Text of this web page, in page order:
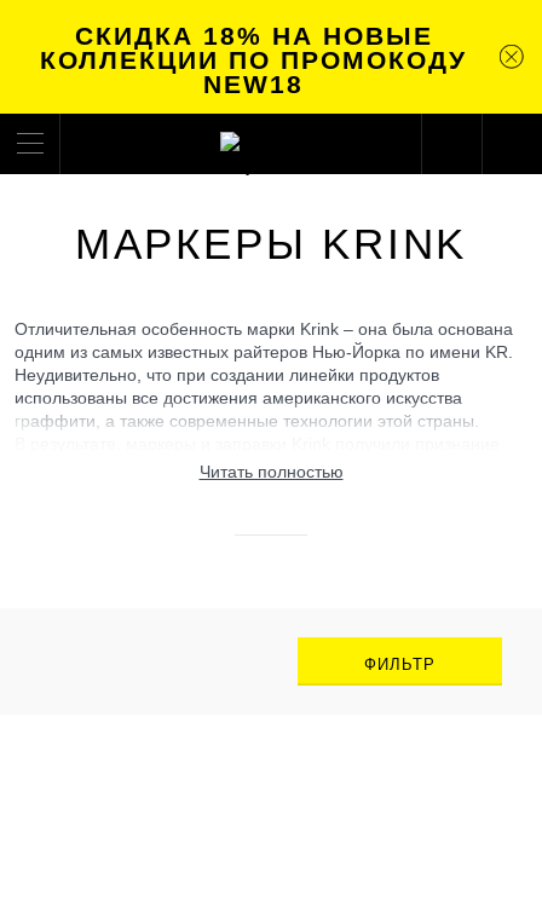
СКИДКА 18% НА НОВЫЕ
КОЛЛЕКЦИИ ПО ПРОМОКОДУ
NEW18
МАРКЕРЫ KRINK
Отличительная особенность марки Krink – она была основана
одним из самых известных райтеров Нью-Йорка по имени KR.
Неудивительно, что при создании линейки продуктов
использованы все достижения американского искусства
граффити, а также современные технологии этой страны.
не только у себя на родине, но еще и в других странах.
Читать полностью
ФИЛЬТР